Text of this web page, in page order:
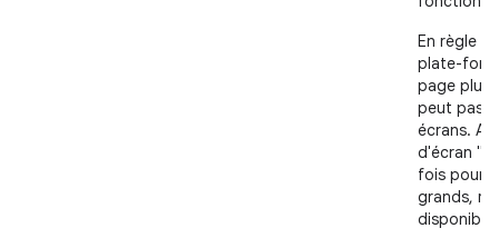
En règle
plate-
page plus
peut pas
écrans.
d'écran
fois pour
grands,
disponible